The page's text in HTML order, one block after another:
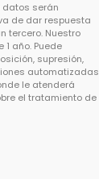
datos serán
de dar respuesta
tercero. Nuestro
año. Puede
supresión,
automatizadas
le atenderá
el tratamiento de